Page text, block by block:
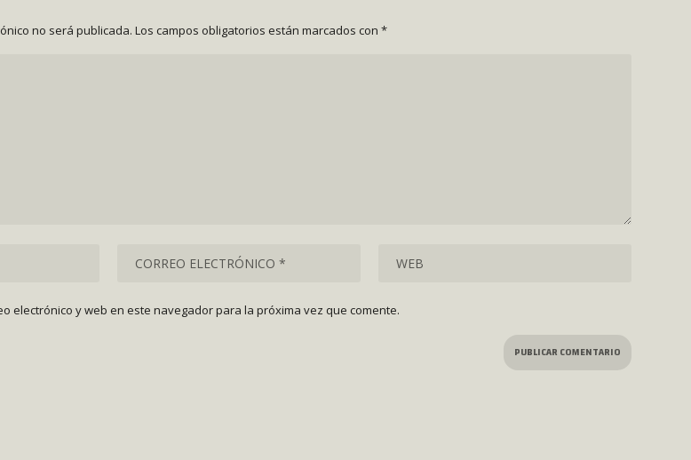
no será publicada. Los campos obligatorios están marcados con *
electrónico y web en este navegador para la próxima vez que comente.